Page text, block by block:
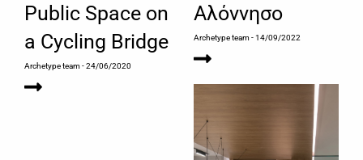
Public Space on
a Cycling Bridge
Archetype team- 24/06/2020
Αλόννησο
Archetype team- 14/09/2022